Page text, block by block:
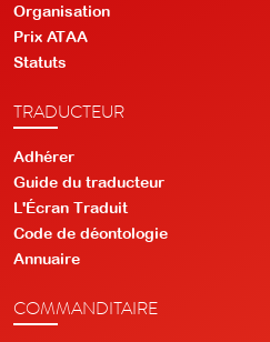
Organisation
Prix ATAA
Statuts
TRADUCTEUR
Adhérer
Guide du traducteur
L'Écran Traduit
Code de déontologie
Annuaire
COMMANDITAIRE